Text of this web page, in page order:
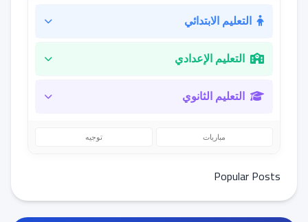
التعليم الابتدائي
التعليم الإعدادي
التعليم الثانوي
مباريات توجيه
Popular Posts